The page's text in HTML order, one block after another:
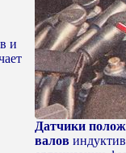
и
Датчики
валов